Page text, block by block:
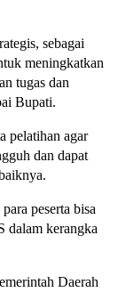
sebagai
meningkatkan
tugas dan
Bupati.
pelatihan agar
dan dapat
peserta bisa
dalam kerangka
Daerah